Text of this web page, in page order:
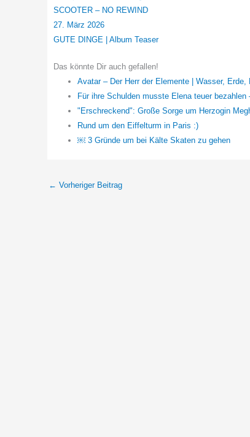
SCOOTER – NO REWIND
27. März 2026
GUTE DINGE | Album Teaser
Das könnte Dir auch gefallen!
Avatar – Der Herr der Elemente | Wasser, Erde,
Für ihre Schulden musste Elena teuer bezahlen
"Erschreckend": Große Sorge um Herzogin
Rund um den Eiffelturm in Paris :)
￼ 3 Gründe um bei Kälte Skaten zu gehen
← Vorheriger Beitrag